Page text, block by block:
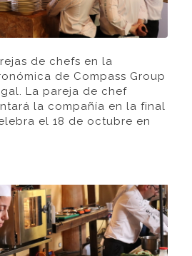
de chefs en la
de Compass Group
La pareja de chef
la compañía en la final
el 18 de octubre en